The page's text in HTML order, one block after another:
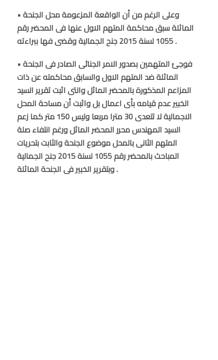
• وعلى الرغم من أن الواقعة المزعومة محل الجنحة
الماثلة سبق محاكمة المتهم الاول عنها فى المحضر رقم
1055 لسنة 2015 جنح الجمالية وقضى فها ببراءته .
• فوجئ المتهمين بصدور الامر الجنائى الصادر فى الجنحة
الماثلة ضد المتهم الاول والسابق محاكمته عن ذات
المزاعم المذكورة بالمحضر الماثل والتى اثبت تقرير السيد
الخبير عدم قيامه بأى اعمال بل واثبت أن مساحة المحل
الاجمالية لا تتعدى 30 مترا مربعا وليس 150 متر كما زعم
السيد المهندس محرر المحضر الماثل ورغم انتفاء صلة
المتهم الثانى بالمحل موضوع الجنحة والثابت بتحريات
المباحث بالمحضر رقم 1055 لسنة 2015 جنح الجمالية
وبتقرير الخبير فى الجنحة الماثلة .